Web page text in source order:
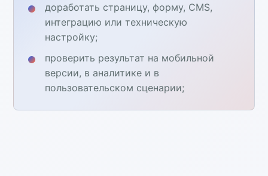
доработать страницу, форму, CMS,
интеграцию или техническую
настройку;
проверить результат на мобильной
версии, в аналитике и в
пользовательском сценарии;